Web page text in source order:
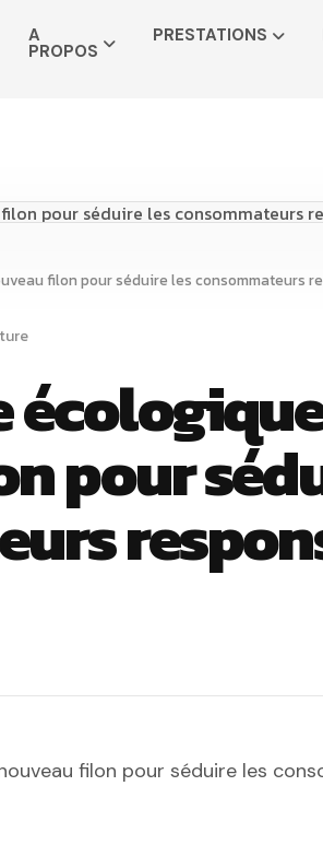
A
PROPOS
PRESTATIONS
pour
filon pour séduire les